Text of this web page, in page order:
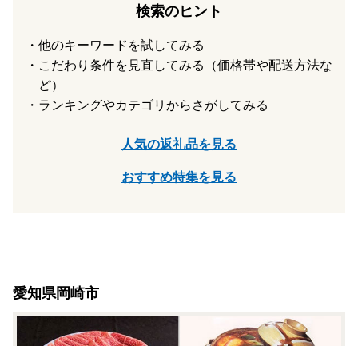
様のご都合により返礼品がお届けできない場合、再送はいた
・手配状況次第では返礼品送付先ご住所の変更ができない場
合があります。また転送する場合は転送料金(受取人着払い)
が発生しますので、ご了承ください。
・「のし可」の返礼品を除き、のしの対応はいたしかねま
・配送業者の指定はいたしかねます。また返礼品によって異
・事前に出荷日のご案内は行っておりません。また、ご要望
をいただいても対応いたしかねます。
ん。なお、ふるさと納税の記載が入りますのでご了承くださ
・複数の返礼品を選択頂いた場合、個別発送になることもご
検索のヒント
他のキーワードを試してみる
こだわり条件を見直してみる（価格帯や配送方法な
ど）
ランキングやカテゴリからさがしてみる
人気の返礼品を見る
おすすめ特集を見る
愛知県岡崎市